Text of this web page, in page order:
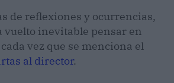
de reflexiones y ocurrencias,
vuelto inevitable pensar en
cada vez que se menciona el
al director.